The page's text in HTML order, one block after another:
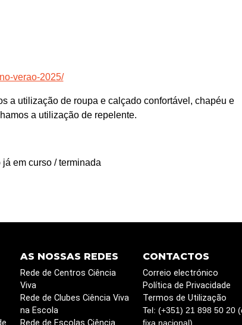
verao-2025/
a utilização de roupa e calçado confortável, chapéu e
a utilização de repelente.
já em curso / terminada
AS NOSSAS REDES
Rede de Centros Ciência
Viva
Rede de Clubes Ciência Viva
na Escola
CONTACTOS
Correio electrónico
Política de Privacidade
Termos de Utilização
Tel: (+351) 21 898 50 20
fixa nacional)